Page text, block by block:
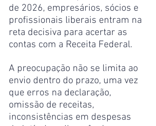
de 2026, empresários, sócios e
profissionais liberais entram na
reta decisiva para acertar as
contas com a Receita Federal.
A preocupação não se limita ao
envio dentro do prazo, uma vez
que erros na declaração,
omissão de receitas,
inconsistências em despesas